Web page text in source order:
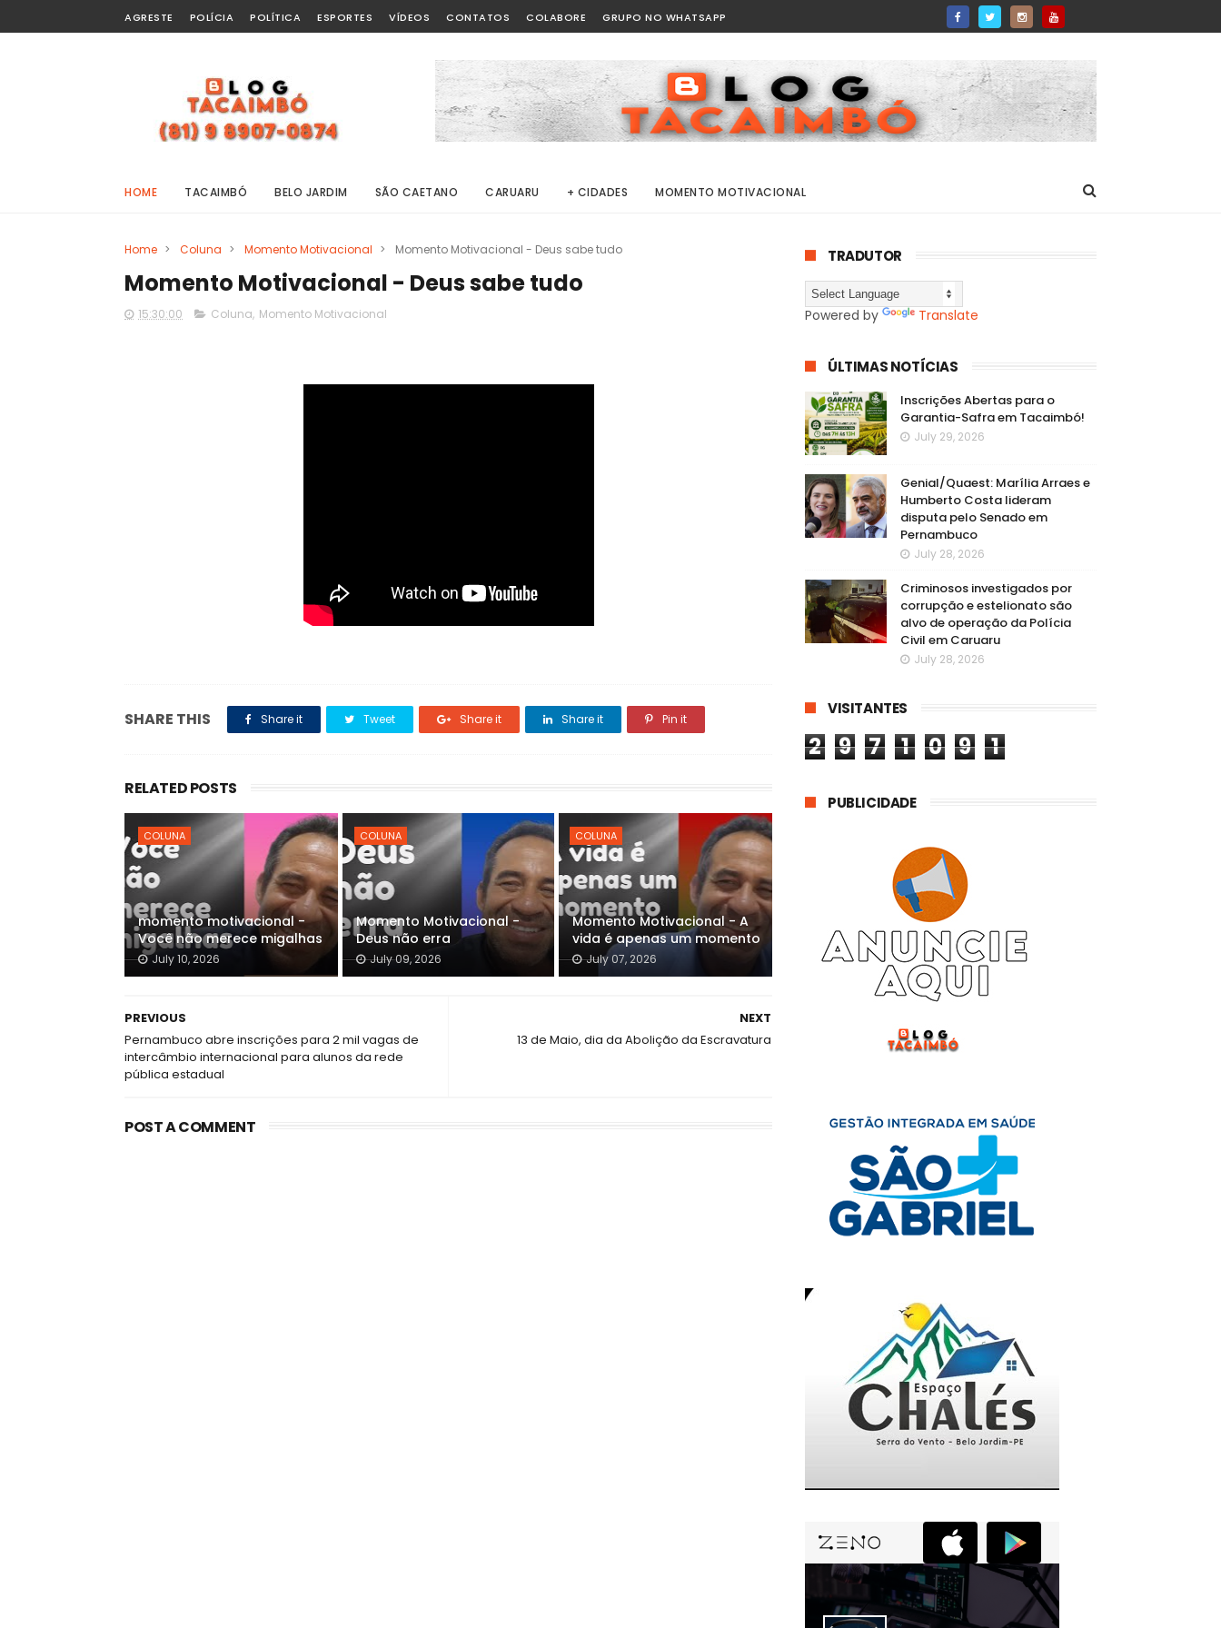
AGRESTE POLÍCIA POLÍTICA ESPORTES VÍDEOS CONTATOS COLABORE GRUPO NO WHATSAPP
HOME TACAIMBÓ BELO JARDIM SÃO CAETANO CARUARU + CIDADES MOMENTO MOTIVACIONAL
Home > Coluna > Momento Motivacional > Momento Motivacional - Deus sabe tudo
Momento Motivacional - Deus sabe tudo
15:30:00 Coluna, Momento Motivacional
SHARE THIS Share it Tweet Share it Share it Pin it
RELATED POSTS
COLUNA
momento motivacional -
Você não merece migalhas
July 10, 2026
COLUNA
Momento Motivacional -
Deus não erra
July 09, 2026
COLUNA
Momento Motivacional - A
vida é apenas um momento
July 07, 2026
NEXT
13 de Maio, dia da Abolição da Escravatura
PREVIOUS
Pernambuco abre inscrições para 2 mil vagas de
intercâmbio internacional para alunos da rede
pública estadual
POST A COMMENT
TRADUTOR
Powered by Translate
ÚLTIMAS NOTÍCIAS
Inscrições Abertas para o
Garantia-Safra em Tacaimbó!
July 29, 2026
Genial/Quaest: Marília Arraes e
Humberto Costa lideram
disputa pelo Senado em
Pernambuco
July 28, 2026
Criminosos investigados por
corrupção e estelionato são
alvo de operação da Polícia
Civil em Caruaru
July 28, 2026
VISITANTES
2 9 7 1 0 9 1
PUBLICIDADE